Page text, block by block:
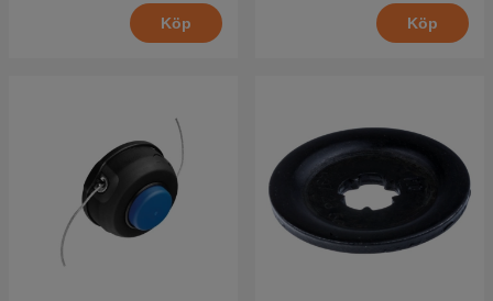
Köp Köp